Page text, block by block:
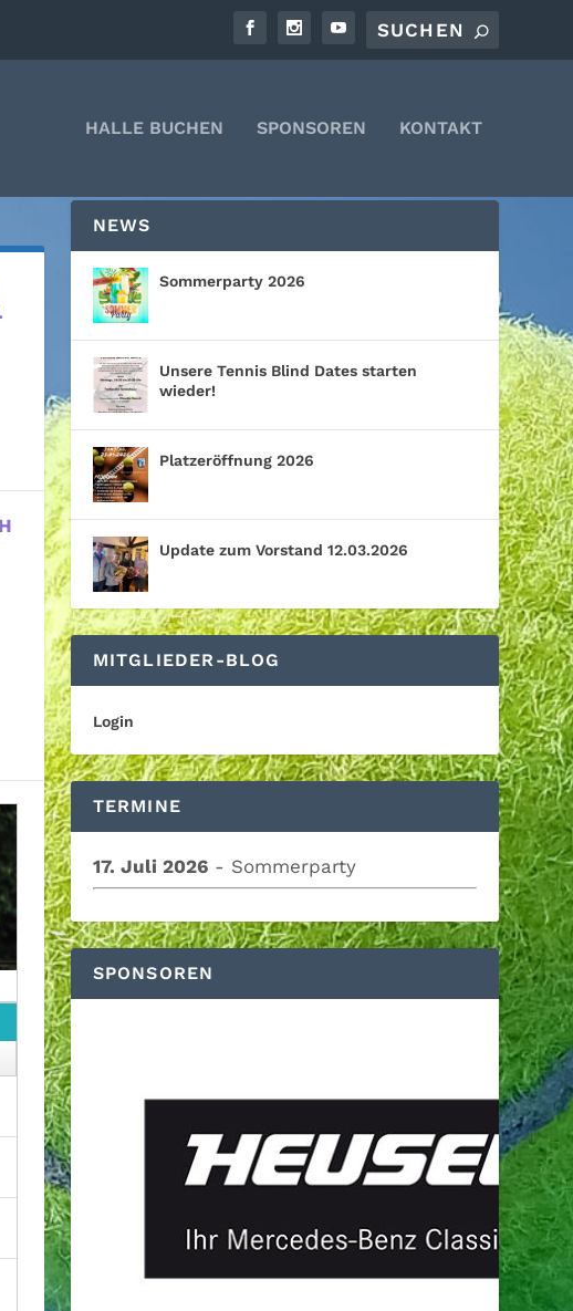
HALLE BUCHEN SPONSOREN KONTAKT
NEWS
Sommerparty 2026
Unsere Tennis Blind Dates starten
wieder!
Platzeröffnung 2026
Update zum Vorstand 12.03.2026
MITGLIEDER-BLOG
Login
TERMINE
17. Juli 2026- Sommerparty
SPONSOREN